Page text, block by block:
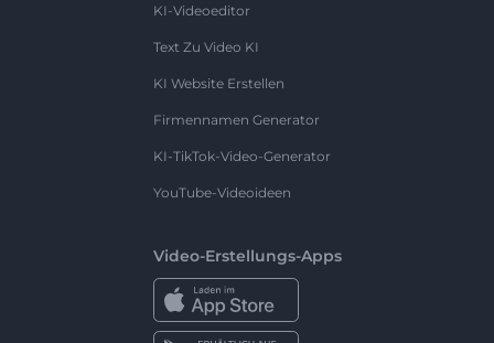
KI-Videoeditor
Text Zu Video KI
KI Website Erstellen
Firmennamen Generator
KI-TikTok-Video-Generator
YouTube-Videoideen
Video-Erstellungs-Apps